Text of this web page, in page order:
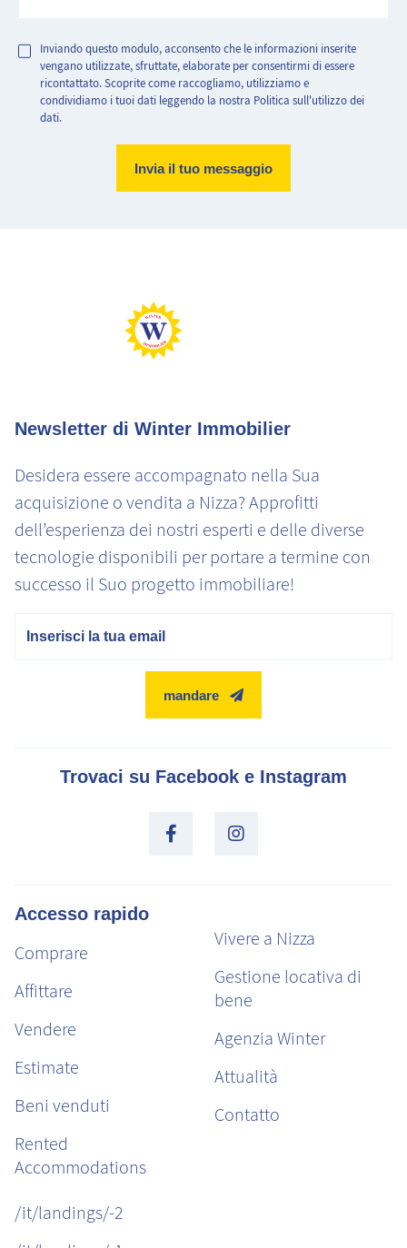
Inviando questo modulo, acconsento che le informazioni inserite
vengano utilizzate, sfruttate, elaborate per consentirmi di essere
ricontattato. Scoprite come raccogliamo, utilizziamo e
condividiamo i tuoi dati leggendo la nostra Politica sull'utilizzo dei
dati.
Emissioni di CO2 molto elevate
Newsletter di Winter Immobilier
Desidera essere accompagnato nella Sua
acquisizione o vendita a Nizza? Approfitti
dell’esperienza dei nostri esperti e delle diverse
tecnologie disponibili per portare a termine con
successo il Suo progetto immobiliare!
mandare
Trovaci su Facebook e Instagram
Accesso rapido
Comprare
Affittare
Vendere
Estimate
Beni venduti
Rented
Accommodations
Vivere a Nizza
Gestione locativa di
bene
Agenzia Winter
Attualità
Contatto
/it/landings/-2